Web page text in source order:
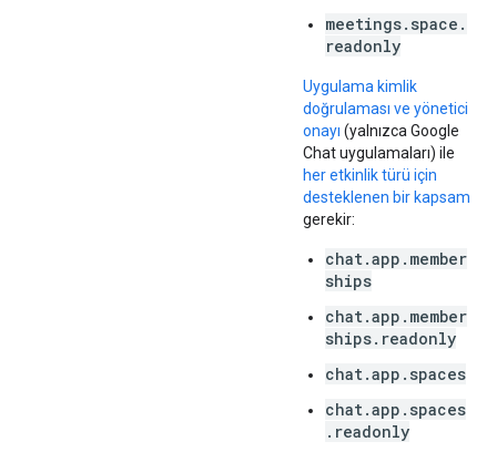
meetings.space.
readonly
Uygulama kimlik
doğrulaması ve yönetici
onayı (yalnızca Google
Chat uygulamaları) ile
her etkinlik türü için
desteklenen bir kapsam
gerekir:
chat.app.member
ships
chat.app.member
ships.readonly
chat.app.spaces
chat.app.spaces
.readonly